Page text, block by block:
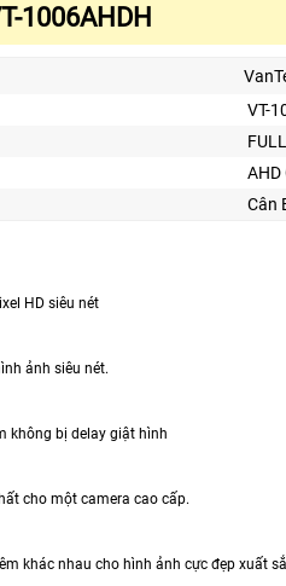
1006AHDH
VT-
AHD
Cân
HD siêu nét
ảnh siêu nét.
không bị delay giật hình
cho một camera cao cấp.
khác nhau cho hình ảnh cực đẹp xuất